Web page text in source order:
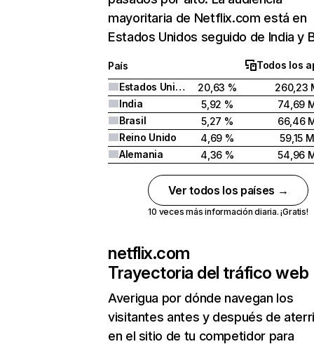
mayoritaria de Netflix.com está en
Estados Unidos seguido de India y
País
Todos los
Estados Unidos
20,63 %
260,23
India
5,92 %
74,69
Brasil
5,27 %
66,46
Reino Unido
4,69 %
59,15 M
Alemania
4,36 % 54,96
Ver todos los países →
10 veces más información diaria. ¡Gratis!
netflix.com
Trayectoria del tráfico web
Averigua por dónde navegan los
visitantes antes y después de
en el sitio de tu competidor para